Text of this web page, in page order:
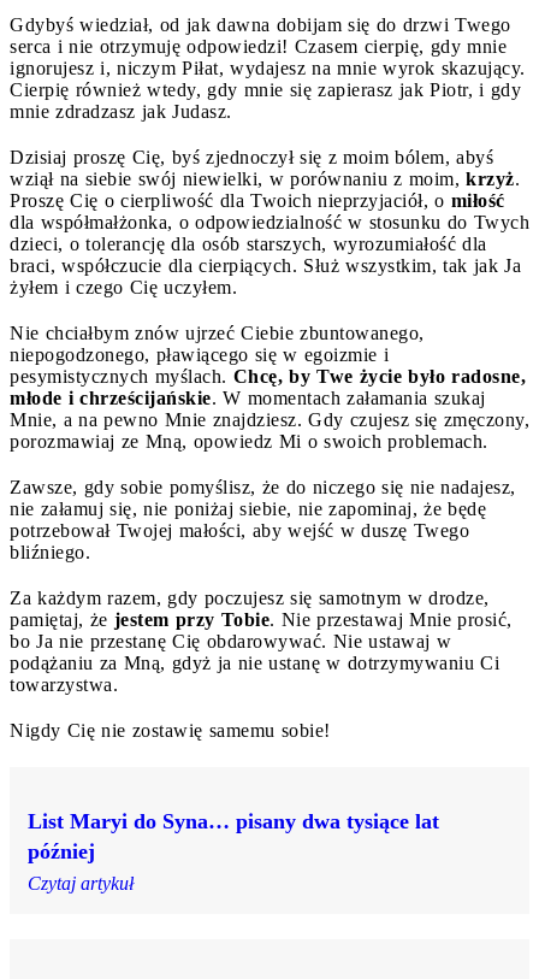
Gdybyś wiedział, od jak dawna dobijam się do drzwi Twego
serca i nie otrzymuję odpowiedzi! Czasem cierpię, gdy mnie
ignorujesz i, niczym Piłat, wydajesz na mnie wyrok skazujący.
Cierpię również wtedy, gdy mnie się zapierasz jak Piotr, i gdy
mnie zdradzasz jak Judasz.
Dzisiaj proszę Cię, byś zjednoczył się z moim bólem, abyś
wziął na siebie swój niewielki, w porównaniu z moim, krzyż.
Proszę Cię o cierpliwość dla Twoich nieprzyjaciół, o miłość
dla współmałżonka, o odpowiedzialność w stosunku do Twych
dzieci, o tolerancję dla osób starszych, wyrozumiałość dla
braci, współczucie dla cierpiących. Służ wszystkim, tak jak Ja
żyłem i czego Cię uczyłem.
Nie chciałbym znów ujrzeć Ciebie zbuntowanego,
niepogodzonego, pławiącego się w egoizmie i
pesymistycznych myślach. Chcę, by Twe życie było radosne,
młode i chrześcijańskie. W momentach załamania szukaj
Mnie, a na pewno Mnie znajdziesz. Gdy czujesz się zmęczony,
porozmawiaj ze Mną, opowiedz Mi o swoich problemach.
Zawsze, gdy sobie pomyślisz, że do niczego się nie nadajesz,
nie załamuj się, nie poniżaj siebie, nie zapominaj, że będę
potrzebował Twojej małości, aby wejść w duszę Twego
bliźniego.
Za każdym razem, gdy poczujesz się samotnym w drodze,
pamiętaj, że jestem przy Tobie. Nie przestawaj Mnie prosić,
bo Ja nie przestanę Cię obdarowywać. Nie ustawaj w
podążaniu za Mną, gdyż ja nie ustanę w dotrzymywaniu Ci
towarzystwa.
Nigdy Cię nie zostawię samemu sobie!
List Maryi do Syna… pisany dwa tysiące lat
później
Czytaj artykuł